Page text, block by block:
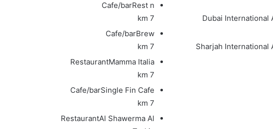
Dubai International
Sharjah International
Cafe/barRest n
7 km
Cafe/barBrew
7 km
RestaurantMamma Italia
7 km
Cafe/barSingle Fin Cafe
7 km
RestaurantAl Shawerma Al